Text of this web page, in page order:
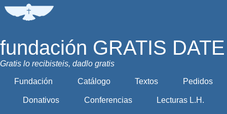
fundación GRATIS DATE
Gratis lo recibisteis, dadlo gratis
Fundación Catálogo Textos Pedidos
Donativos Conferencias Lecturas L.H.